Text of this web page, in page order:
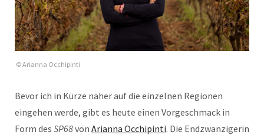
© Arianna Occhipinti
Bevor ich in Kürze näher auf die einzelnen Regionen
eingehen werde, gibt es heute einen Vorgeschmack in
Form des SP68von Arianna Occhipinti. Die Endzwanzigerin